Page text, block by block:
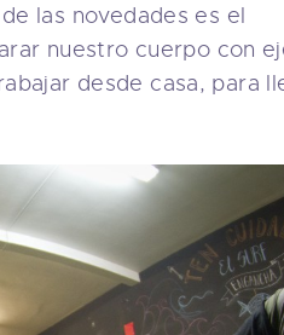
las novedades es el
nuestro cuerpo con
desde casa, para